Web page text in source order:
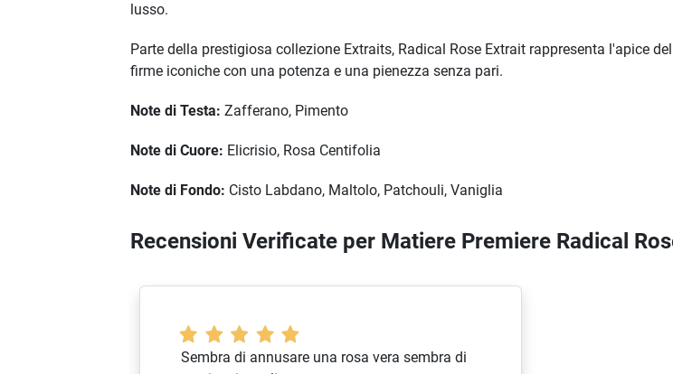
lusso.
Parte della prestigiosa collezione Extraits, Radical Rose Extrait rappresenta l'apice
firme iconiche con una potenza e una pienezza senza pari.
Note di Testa: Zafferano, Pimento
Note di Cuore: Elicrisio, Rosa Centifolia
Note di Fondo: Cisto Labdano, Maltolo, Patchouli, Vaniglia
Recensioni Verificate per Matiere Premiere Radical
Sembra di annusare una rosa vera sembra di